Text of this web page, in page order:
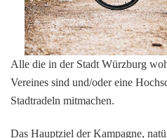
Alle die in der Stadt Würzburg
Vereines sind und/oder eine
Stadtradeln mitmachen.
Das Hauptziel der Kampagne,